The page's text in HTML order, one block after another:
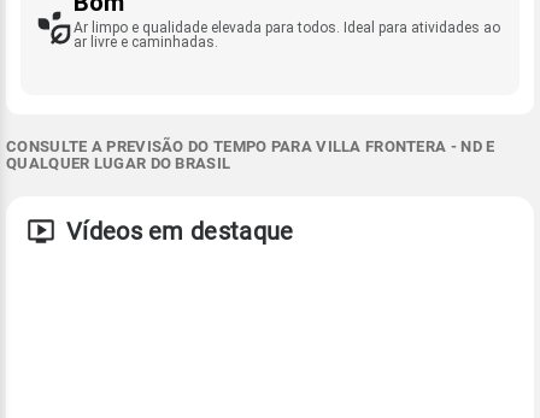
Ar limpo e qualidade elevada para todos. Ideal para atividades ao
ar livre e caminhadas.
CONSULTE A PREVISÃO DO TEMPO PARA VILLA FRONTERA - ND E
QUALQUER LUGAR DO BRASIL
Vídeos em destaque